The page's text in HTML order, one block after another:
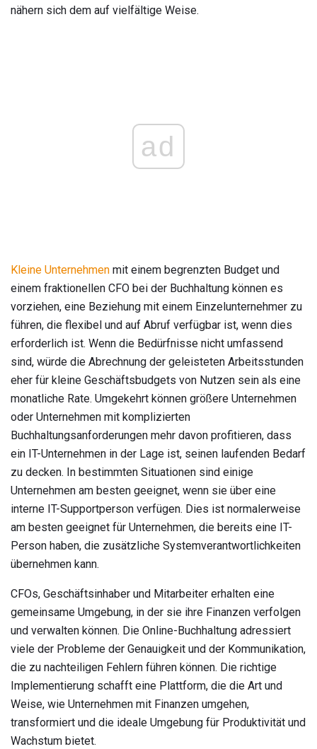
nähern sich dem auf vielfältige Weise.
ad
Kleine Unternehmen mit einem begrenzten Budget und
einem fraktionellen CFO bei der Buchhaltung können es
vorziehen, eine Beziehung mit einem Einzelunternehmer zu
führen, die flexibel und auf Abruf verfügbar ist, wenn dies
erforderlich ist. Wenn die Bedürfnisse nicht umfassend
sind, würde die Abrechnung der geleisteten Arbeitsstunden
eher für kleine Geschäftsbudgets von Nutzen sein als eine
monatliche Rate. Umgekehrt können größere Unternehmen
oder Unternehmen mit komplizierten
Buchhaltungsanforderungen mehr davon profitieren, dass
ein IT-Unternehmen in der Lage ist, seinen laufenden Bedarf
zu decken. In bestimmten Situationen sind einige
Unternehmen am besten geeignet, wenn sie über eine
interne IT-Supportperson verfügen. Dies ist normalerweise
am besten geeignet für Unternehmen, die bereits eine IT-
Person haben, die zusätzliche Systemverantwortlichkeiten
übernehmen kann.
CFOs, Geschäftsinhaber und Mitarbeiter erhalten eine
gemeinsame Umgebung, in der sie ihre Finanzen verfolgen
und verwalten können. Die Online-Buchhaltung adressiert
viele der Probleme der Genauigkeit und der Kommunikation,
die zu nachteiligen Fehlern führen können. Die richtige
Implementierung schafft eine Plattform, die die Art und
Weise, wie Unternehmen mit Finanzen umgehen,
transformiert und die ideale Umgebung für Produktivität und
Wachstum bietet.